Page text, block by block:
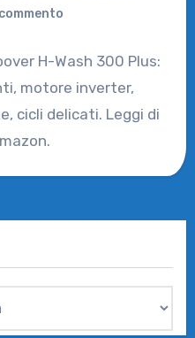
H-Wash 300 Plus:
motore inverter,
cicli delicati. Leggi di